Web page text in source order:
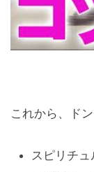
これから、ド
スピリチュ